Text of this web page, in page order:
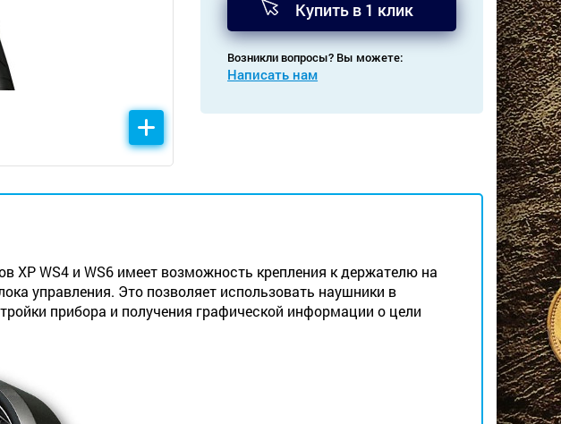
Купить в 1 клик
Возникли вопросы? Вы можете:
Написать нам
XP WS4 и WS6 имеет возможность крепления к держателю на
управления. Это позволяет использовать наушники в
прибора и получения графической информации о цели